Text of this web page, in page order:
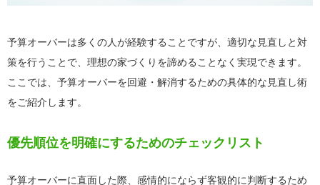
予算オーバーは多くの人が経験することですが、適切な見直しと対
策を行うことで、理想の家づくりを諦めることなく実現できます。
ここでは、予算オーバーを回避・解消するための具体的な見直し術
をご紹介します。
優先順位を明確にするためのチェックリスト
予算オーバーに直面した際、感情的にならず客観的に判断するため